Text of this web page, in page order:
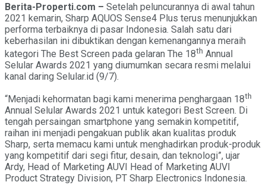
Berita-Properti.com – Setelah peluncurannya di awal tahun
2021 kemarin, Sharp AQUOS Sense4 Plus terus menunjukkan
performa terbaiknya di pasar Indonesia. Salah satu dari
keberhasilan ini dibuktikan dengan kemenangannya meraih
kategori The Best Screen pada gelaran The 18th Annual
Selular Awards 2021 yang diumumkan secara resmi melalui
kanal daring Selular.id (9/7).
“Menjadi kehormatan bagi kami menerima penghargaan 18th
Annual Selular Awards 2021 untuk kategori Best Screen. Di
tengah persaingan smartphone yang semakin kompetitif,
raihan ini menjadi pengakuan publik akan kualitas produk
Sharp, serta memacu kami untuk menghadirkan produk-produk
yang kompetitif dari segi fitur, desain, dan teknologi”, ujar
Ardy, Head of Marketing AUVI Head of Marketing AUVI
Product Strategy Division, PT Sharp Electronics Indonesia.